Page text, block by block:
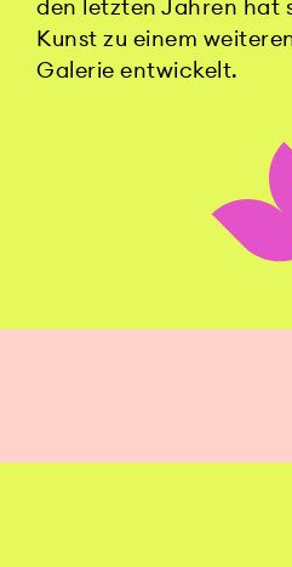
den letzten Jahren hat
Kunst zu einem
Galerie entwickelt.